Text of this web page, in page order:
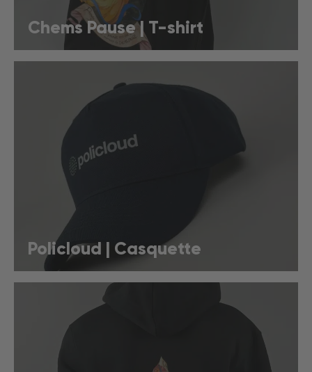
Chems Pause | T-shirt
Policloud | Casquette